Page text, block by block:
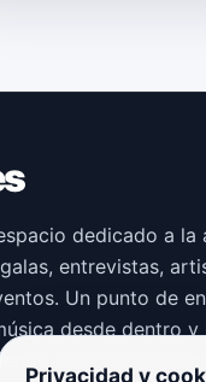
dedicado a la
entrevistas,
Un punto de
desde dentro y
nuevas
Privacidad y